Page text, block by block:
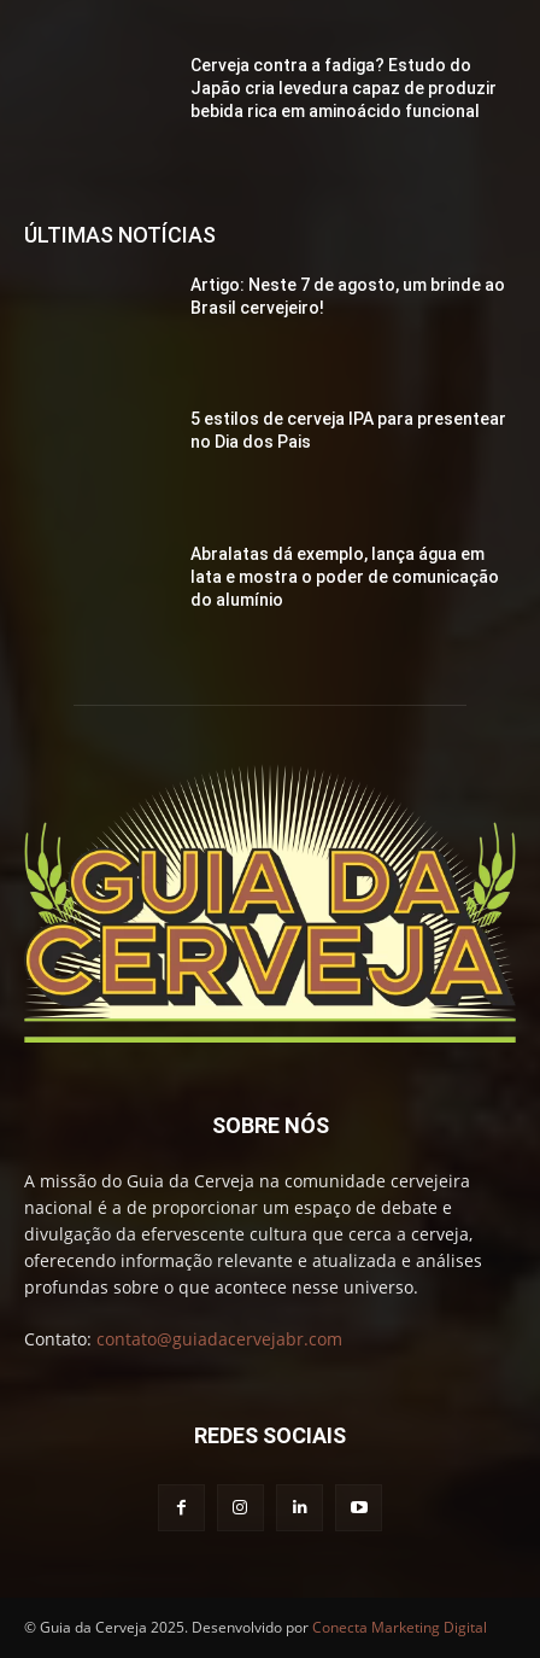
Cerveja contra a fadiga? Estudo do
Japão cria levedura capaz de produzir
bebida rica em aminoácido funcional
ÚLTIMAS NOTÍCIAS
Artigo: Neste 7 de agosto, um brinde ao
Brasil cervejeiro!
5 estilos de cerveja IPA para presentear
no Dia dos Pais
Abralatas dá exemplo, lança água em
lata e mostra o poder de comunicação
do alumínio
SOBRE NÓS
A missão do Guia da Cerveja na comunidade cervejeira
nacional é a de proporcionar um espaço de debate e
divulgação da efervescente cultura que cerca a cerveja,
oferecendo informação relevante e atualizada e análises
profundas sobre o que acontece nesse universo.
Contato: contato@guiadacervejabr.com
REDES SOCIAIS
© Guia da Cerveja 2025. Desenvolvido porConecta Marketing Digital